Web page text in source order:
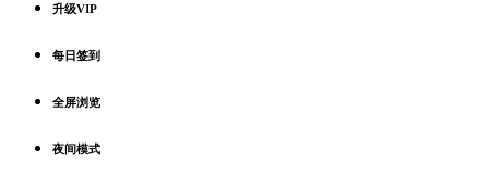
升级VIP
每日签到
全屏浏览
夜间模式